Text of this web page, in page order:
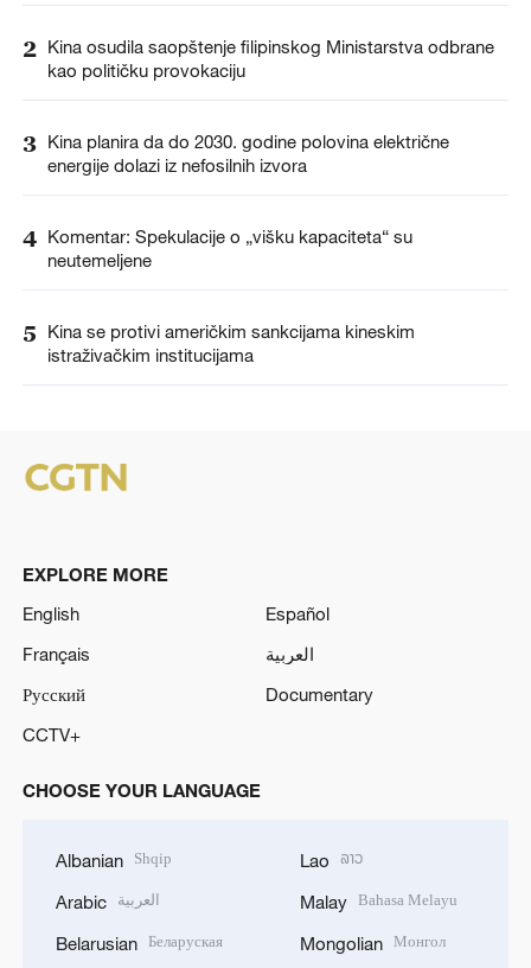
2 Kina osudila saopštenje filipinskog Ministarstva odbrane
kao političku provokaciju
3 Kina planira da do 2030. godine polovina električne
energije dolazi iz nefosilnih izvora
4 Komentar: Spekulacije o „višku kapaciteta“ su
neutemeljene
5
Kina se protivi američkim sankcijama kineskim
istraživačkim institucijama
EXPLORE MORE
English
Español
Français
العربية
Русский
Documentary
CCTV+
CHOOSE YOUR LANGUAGE
Albanian Shqip
Arabic العربية
Belarusian Беларуская
Lao ລາວ
Malay Bahasa Melayu
Mongolian Монгол